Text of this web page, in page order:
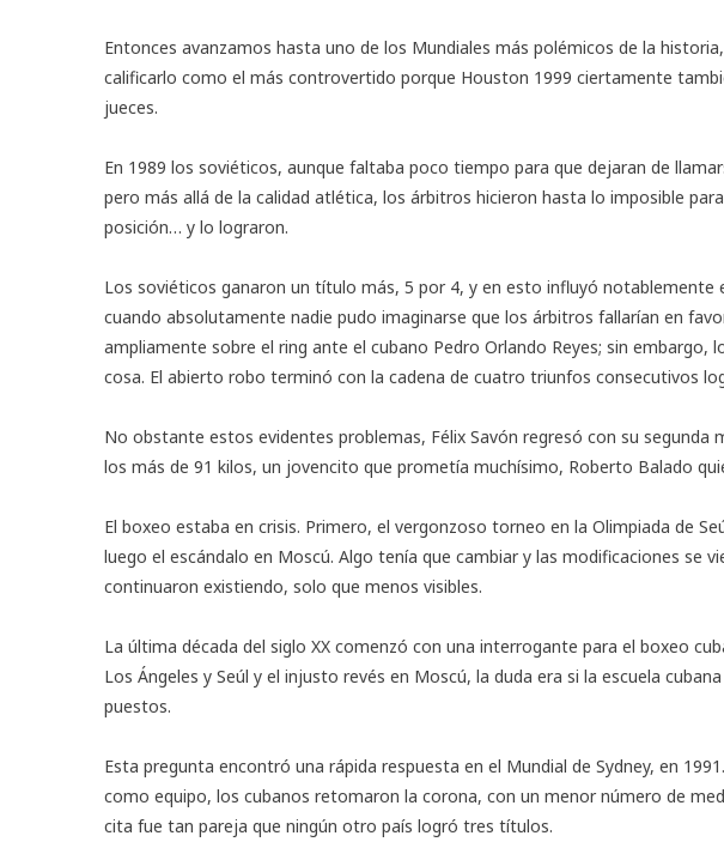
Entonces avanzamos hasta uno de los Mundiales más polémicos de la
calificarlo como el más controvertido porque Houston 1999 ciertamente
jueces.
En 1989 los soviéticos, aunque faltaba poco tiempo para que dejaran de
pero más allá de la calidad atlética, los árbitros hicieron hasta lo imposible
posición… y lo lograron.
Los soviéticos ganaron un título más, 5 por 4, y en esto influyó notablemente
cuando absolutamente nadie pudo imaginarse que los árbitros fallarían en
ampliamente sobre el ring ante el cubano Pedro Orlando Reyes; sin embargo,
cosa. El abierto robo terminó con la cadena de cuatro triunfos consecutivos
No obstante estos evidentes problemas, Félix Savón regresó con su segunda
los más de 91 kilos, un jovencito que prometía muchísimo, Roberto Balado
El boxeo estaba en crisis. Primero, el vergonzoso torneo en la Olimpiada de
luego el escándalo en Moscú. Algo tenía que cambiar y las modificaciones se
continuaron existiendo, solo que menos visibles.
La última década del siglo XX comenzó con una interrogante para el boxeo
Los Ángeles y Seúl y el injusto revés en Moscú, la duda era si la escuela
puestos.
Esta pregunta encontró una rápida respuesta en el Mundial de Sydney, en
como equipo, los cubanos retomaron la corona, con un menor número de
cita fue tan pareja que ningún otro país logró tres títulos.